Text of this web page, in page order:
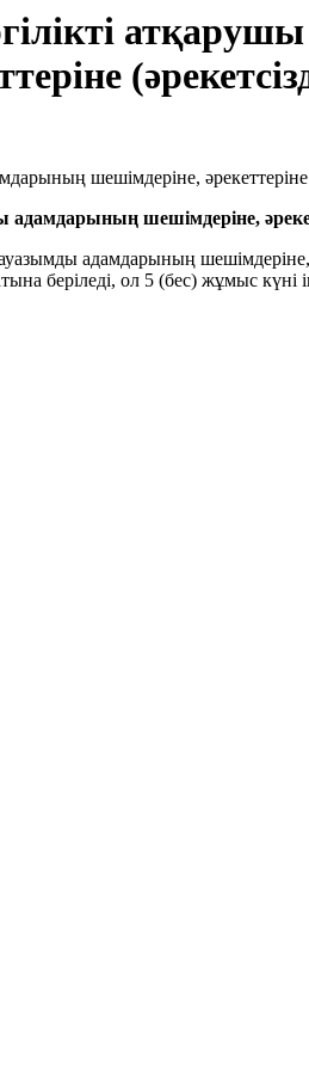
шешімдеріне,
адамдарының шешімдеріне,
беріледі, ол 5 (бес) жұмыс күні